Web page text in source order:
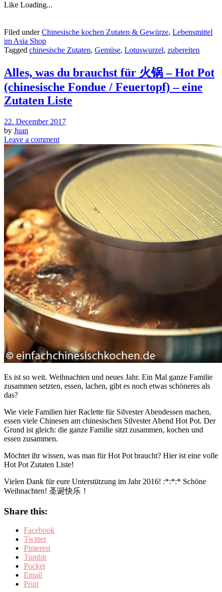
Like Loading...
Filed underChinesische kochen Zutaten & Gewürze, Lebensmittel
im Asia Shop
Tagged chinesische Zutaten, Gemüse, Lotuswurzel, zubereiten
Alles, was du brauchst für 火锅 – Hot Pot
(chinesische Fondue / Feuertopf) – eine
Zutaten Liste
22. December 2017
by Juan
Leave a comment
Es ist so weit. Weihnachten und neues Jahr. Ein Mal ganze Familie
zusammen setzten, essen, lachen, gibt es noch etwas schöneres als
das?
Wie viele Familien hier Raclette für Silvester Abendessen machen,
essen viele Chinesen am chinesischen Silvester Abend Hot Pot. Der
Grund ist gleich: die ganze Familie sitzt zusammen, kochen und
essen zusammen.
Möchtet ihr wissen, was man für Hot Pot braucht? Hier ist eine volle
Hot Pot Zutaten Liste!
Vielen Dank für eure Unterstützung im Jahr 2016! :*:*:* Schöne
Weihnachten! 圣诞快乐！
Share this:
Facebook
Twitter
Pinterest
Tumblr
Pocket
Email
Print